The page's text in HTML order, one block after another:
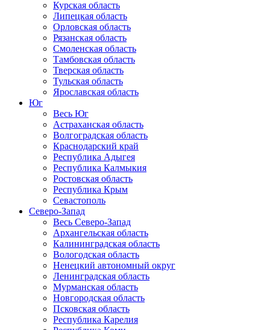
Курская область
Липецкая область
Орловская область
Рязанская область
Смоленская область
Тамбовская область
Тверская область
Тульская область
Ярославская область
Юг
Весь Юг
Астраханская область
Волгоградская область
Краснодарский край
Республика Адыгея
Республика Калмыкия
Ростовская область
Республика Крым
Севастополь
Северо-Запад
Весь Северо-Запад
Архангельская область
Калининградская область
Вологодская область
Ненецкий автономный округ
Ленинградская область
Мурманская область
Новгородская область
Псковская область
Республика Карелия